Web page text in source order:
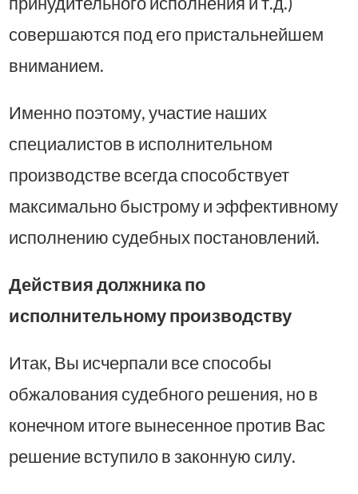
совершаются под его пристальнейшем
вниманием.
Именно поэтому, участие наших
специалистов в исполнительном
производстве всегда способствует
максимально быстрому и эффективному
исполнению судебных постановлений.
Действия должника по
исполнительному производству
Итак, Вы исчерпали все способы
обжалования судебного решения, но в
конечном итоге вынесенное против Вас
решение вступило в законную силу.